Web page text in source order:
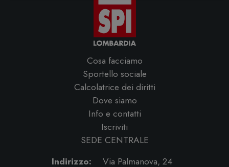
Cosa facciamo
Sportello sociale
Calcolatrice dei diritti
Dove siamo
Info e contatti
Iscriviti
SEDE CENTRALE
Indirizzo:
Via Palmanova, 24